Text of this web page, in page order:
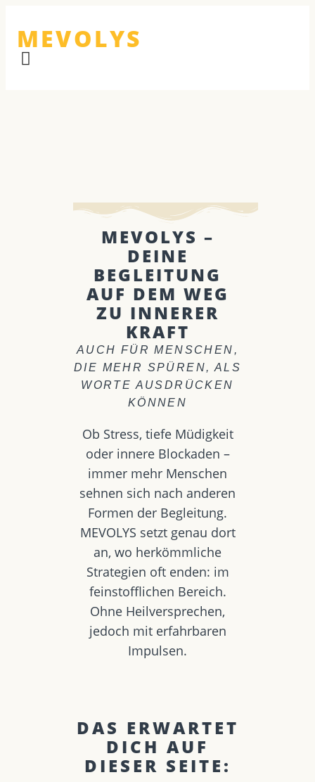
MEVOLYS
MEVOLYS –
DEINE
BEGLEITUNG
AUF DEM WEG
ZU INNERER
KRAFT
AUCH FÜR MENSCHEN,
DIE MEHR SPÜREN, ALS
WORTE AUSDRÜCKEN
KÖNNEN
Ob Stress, tiefe Müdigkeit
oder innere Blockaden –
immer mehr Menschen
sehnen sich nach anderen
Formen der Begleitung.
MEVOLYS setzt genau dort
an, wo herkömmliche
Strategien oft enden: im
feinstofflichen Bereich.
Ohne Heilversprechen,
jedoch mit erfahrbaren
Impulsen.
DAS ERWARTET
DICH AUF
DIESER SEITE: